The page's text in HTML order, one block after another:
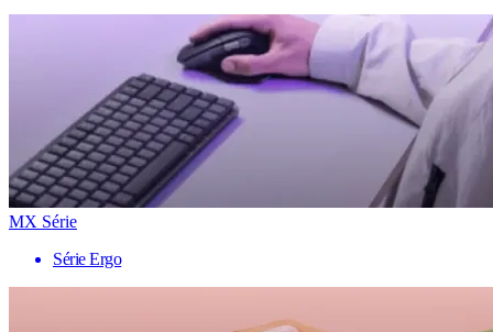
MX Série
Série Ergo